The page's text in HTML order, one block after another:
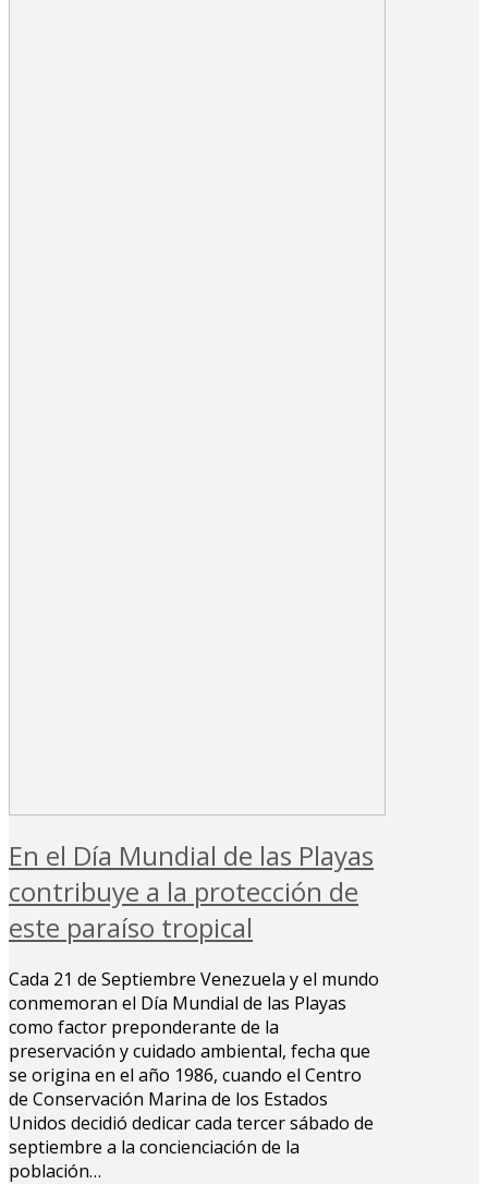
En el Día Mundial de las Playas
contribuye a la protección de
este paraíso tropical
Cada 21 de Septiembre Venezuela y el mundo
conmemoran el Día Mundial de las Playas
como factor preponderante de la
preservación y cuidado ambiental, fecha que
se origina en el año 1986, cuando el Centro
de Conservación Marina de los Estados
Unidos decidió dedicar cada tercer sábado de
septiembre a la concienciación de la
población…